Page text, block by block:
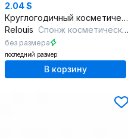
2.04 $
Круглогодичный косметический спонж без цвета
Relouis Спонж косметический из латекса
без размера
последний размер
В корзину